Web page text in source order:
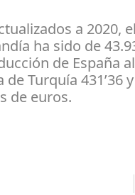
a 2020,
ha sido de
de España
Turquía 431’36
de euros.